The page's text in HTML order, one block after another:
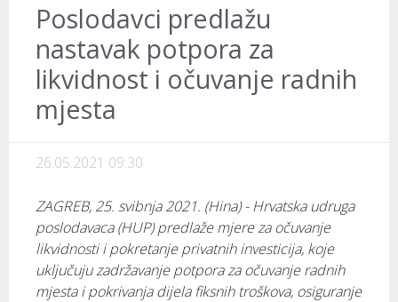
Poslodavci predlažu
nastavak potpora za
likvidnost i očuvanje radnih
mjesta
26.05.2021 09:30
ZAGREB, 25. svibnja 2021. (Hina) - Hrvatska udruga
poslodavaca (HUP) predlaže mjere za očuvanje
likvidnosti i pokretanje privatnih investicija, koje
uključuju zadržavanje potpora za očuvanje radnih
mjesta i pokrivanja dijela fiksnih troškova, osiguranje